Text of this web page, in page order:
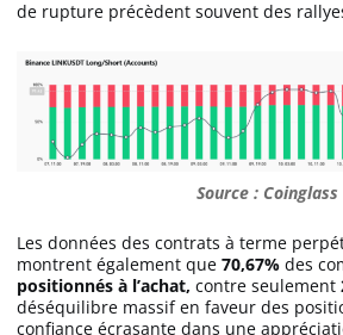
de rupture précèdent souvent des
Source : Coinglass
Les données des contrats à terme
montrent également que 70,67% des
positionnés à l’achat, contre seulement
déséquilibre massif en faveur des
confiance écrasante dans une